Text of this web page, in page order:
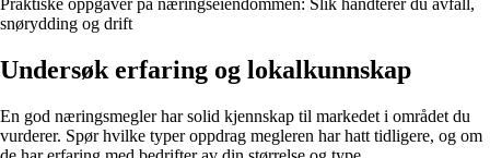
Praktiske oppgaver på næringseiendommen: Slik håndterer du avfall,
snørydding og drift
Undersøk erfaring og lokalkunnskap
En god næringsmegler har solid kjennskap til markedet i området du
vurderer. Spør hvilke typer oppdrag megleren har hatt tidligere, og om